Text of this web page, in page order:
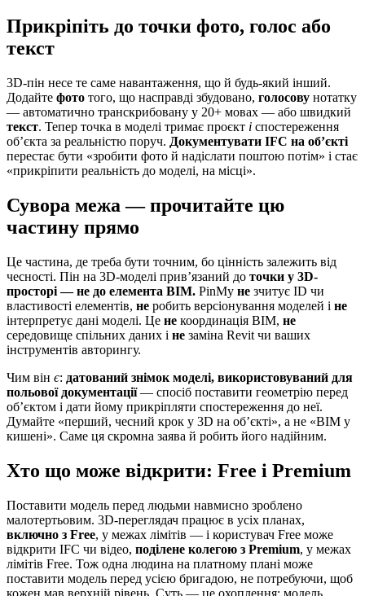
Прикріпіть до точки фото, голос або
текст
3D-пін несе те саме навантаження, що й будь-який інший.
Додайте фото того, що насправді збудовано, голосову нотатку
— автоматично транскрибовану у 20+ мовах — або швидкий
текст. Тепер точка в моделі тримає проєкт і спостереження
об’єкта за реальністю поруч. Документувати IFC на об’єкті
перестає бути «зробити фото й надіслати поштою потім» і стає
«прикріпити реальність до моделі, на місці».
Сувора межа — прочитайте цю
частину прямо
Це частина, де треба бути точним, бо цінність залежить від
чесності. Пін на 3D-моделі прив’язаний до точки у 3D-
просторі — не до елемента BIM. PinMy не зчитує ID чи
властивості елементів, не робить версіонування моделей і не
інтерпретує дані моделі. Це не координація BIM, не
середовище спільних даних і не заміна Revit чи ваших
інструментів авторингу.
Чим він є: датований знімок моделі, використовуваний для
польової документації— спосіб поставити геометрію перед
об’єктом і дати йому прикріпляти спостереження до неї.
Думайте «перший, чесний крок у 3D на об’єкті», а не «BIM у
кишені». Саме ця скромна заява й робить його надійним.
Хто що може відкрити: Free і Premium
Поставити модель перед людьми навмисно зроблено
малотертьовим. 3D-переглядач працює в усіх планах,
включно з Free, у межах лімітів — і користувач Free може
відкрити IFC чи відео, поділене колегою з Premium, у межах
лімітів Free. Тож одна людина на платному плані може
поставити модель перед усією бригадою, не потребуючи, щоб
кожен мав верхній рівень. Суть — це охоплення: модель